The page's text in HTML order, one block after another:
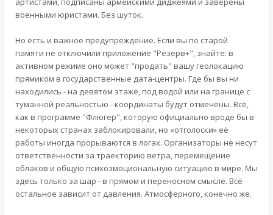
военными юристами. Без шуток.
Но есть и важное предупреждение. Если вы по старой
памяти не отключили приложение "Резерв+", знайте: в
активном режиме оно может "продать" вашу геолокацию
прямиком в государственные дата-центры. Где бы вы ни
находились - на девятом этаже, под водой или на границе с
туманной реальностью - координаты будут отмечены. Всё,
как в программе "Флюгер", которую официально вроде бы в
некоторых странах заблокировали, но «отголоски» её
работы иногда прорываются в логах. Организаторы не несут
ответственности за траекторию ветра, перемещение
облаков и общую психоэмоциональную ситуацию в мире. Мы
здесь только за шар - в прямом и переносном смысле. Всё
остальное зависит от давления. Атмосферного, конечно же.